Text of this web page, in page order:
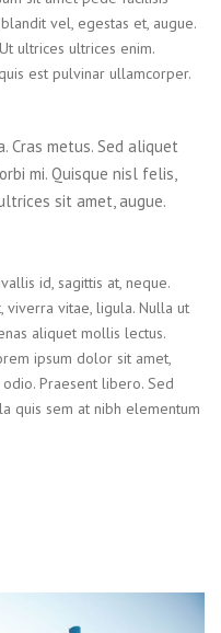
vel, egestas et, augue.
ultrices ultrices enim.
est pulvinar ullamcorper.
Cras metus. Sed aliquet
mi. Quisque nisl felis,
sit amet, augue.
id, sagittis at, neque.
viverra vitae, ligula. Nulla ut
aliquet mollis lectus.
ipsum dolor sit amet,
Praesent libero. Sed
quis sem at nibh elementum